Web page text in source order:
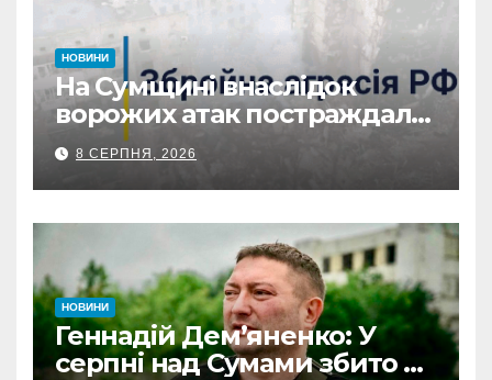
НОВИНИ
На Сумщині внаслідок
ворожих атак постраждала
21 людина, серед
поранених – 8-річна дитина
8 СЕРПНЯ, 2026
НОВИНИ
Геннадій Дем’яненко: У
серпні над Сумами збито 6